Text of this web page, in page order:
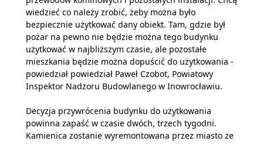
wiedzieć co należy zrobić, żeby można było
bezpiecznie użytkować dany obiekt. Tam, gdzie był
pożar na pewno nie będzie można tego budynku
użytkować w najbliższym czasie, ale pozostałe
mieszkania będzie można dopuścić do użytkowania -
powiedział powiedział Paweł Czobot, Powiatowy
Inspektor Nadzoru Budowlanego w Inowrocławiu.
Decyzja przywrócenia budynku do użytkowania
powinna zapaść w czasie dwóch, trzech tygodni.
Kamienica zostanie wyremontowana przez miasto ze